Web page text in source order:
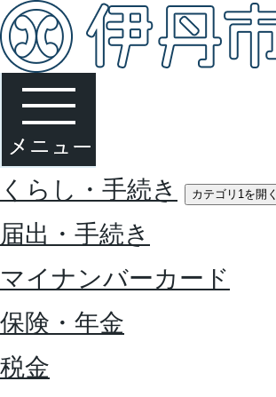
くらし・手続き カテゴリ1を開く
届出・手続き
マイナンバーカード
保険・年金
税金